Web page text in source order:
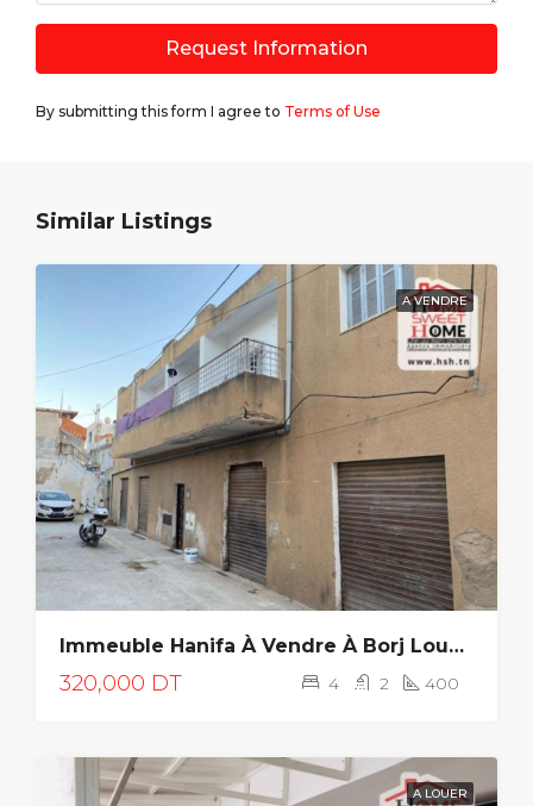
Request Information
By submitting this form I agree to Terms of Use
Similar Listings
A VENDRE
Immeuble Hanifa À Vendre À Borj Louzir
320,000 DT 4 2 400
A LOUER